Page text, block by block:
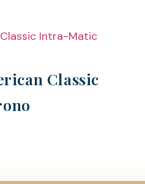
Classic